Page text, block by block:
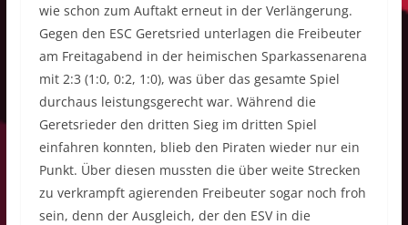
wie schon zum Auftakt erneut in der Verlängerung.
Gegen den ESC Geretsried unterlagen die Freibeuter
am Freitagabend in der heimischen Sparkassenarena
mit 2:3 (1:0, 0:2, 1:0), was über das gesamte Spiel
durchaus leistungsgerecht war. Während die
Geretsrieder den dritten Sieg im dritten Spiel
einfahren konnten, blieb den Piraten wieder nur ein
Punkt. Über diesen mussten die über weite Strecken
zu verkrampft agierenden Freibeuter sogar noch froh
sein, denn der Ausgleich, der den ESV in die